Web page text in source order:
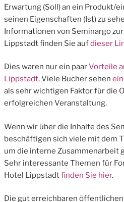
Erwartung (Soll) an ein Produkt/
seinen Eigenschaften (Ist) zu
Informationen von Seminargo zur
Lippstadt finden Sie aufdieser
Dies waren nur ein paarVorteile
Lippstadt. Viele Bucher sehen
als sehr wichtigen Faktor für die
erfolgreichen Veranstaltung.
Wenn wir über die Inhalte des
beschäftigen sich viele mit dem
um die interne Zusammenarbeit
Sehr interessante Themen für
Hotel Lippstadtfinden Sie hier.
Die gut erreichbaren